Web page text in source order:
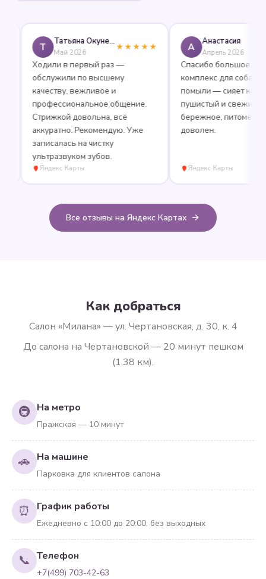
Татьяна Окунева
Май 2026
★★★★★
Ходили в первый раз —
обслужили по высшему
качеству, вежливое и
профессиональное общение.
Стрижкой довольна, всё
аккуратно. Рекомендую. Уже
записалась на чистку
ультразвуком зубов.
Яндекс Карты
Анастасия
Апрель 2026
Спасибо большое за
комплекс для собаки:
помыли — сияет как
пушистый и свежий.
бережное, питомец очень
доволен.
Яндекс Карты
Все отзывы на Яндекс Картах
Как добраться
Салон «Милана» — ул. Чертановская, д. 30, к. 4
До салона на Чертановской — 20 минут пешком
(1,38 км).
🚇 На метро
Пражская — 10 минут
🚗 На машине
Парковка для клиентов салона
⏰ График работы
Ежедневно с 10:00 до 20:00, без выходных
📞 Телефон
+7(499) 703-42-63